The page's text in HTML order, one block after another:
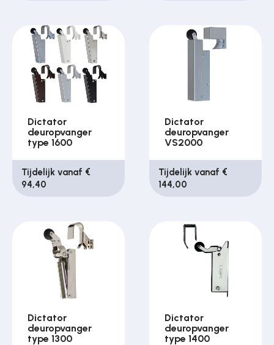
Dictator
deuropvanger
type 1600
Tijdelijk vanaf €
94,40
Dictator
deuropvanger
VS2000
Tijdelijk vanaf €
144,00
Dictator
deuropvanger
type 1300
Dictator
deuropvanger
type 1400